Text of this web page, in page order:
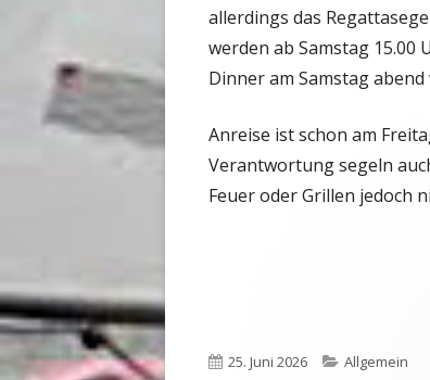
allerdings das
werden ab Samstag 15.00
Dinner am Samstag
Anreise ist schon am
Verantwortung segeln
Feuer oder Grillen jedoch
Veröffentlicht
25. Juni 2026 Kategorien
Allgemein